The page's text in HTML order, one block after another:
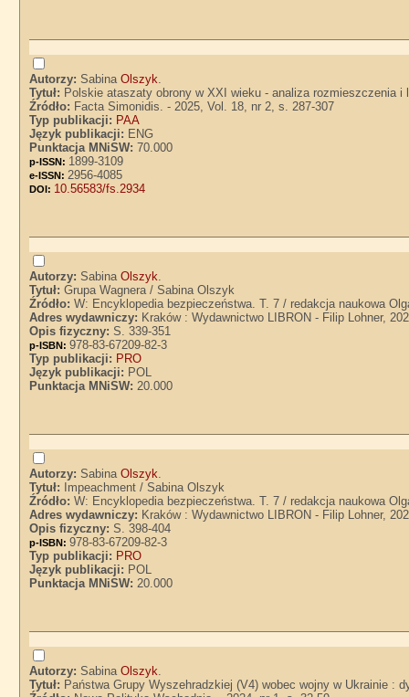
Autorzy:SabinaOlszyk.
Tytuł: Polskie ataszaty obrony w XXI wieku - analiza rozmieszczenia
Źródło: Facta Simonidis. - 2025, Vol. 18, nr 2, s. 287-307
Typ publikacji: PAA
Język publikacji: ENG
Punktacja MNiSW:70.000
p-ISSN: 1899-3109
e-ISSN: 2956-4085
DOI: 10.56583/fs.2934
Autorzy:SabinaOlszyk.
Tytuł:Grupa Wagnera / Sabina Olszyk
Źródło:W: Encyklopedia bezpieczeństwa. T. 7 / redakcja naukowa
Adres wydawniczy: Kraków : Wydawnictwo LIBRON - Filip Lohner,
Opis fizyczny:S. 339-351
p-ISBN:978-83-67209-82-3
Typ publikacji: PRO
Język publikacji: POL
Punktacja MNiSW:20.000
Autorzy:SabinaOlszyk.
Tytuł:
Impeachment / Sabina Olszyk
Źródło:W: Encyklopedia bezpieczeństwa. T. 7 / redakcja naukowa
Adres wydawniczy: Kraków : Wydawnictwo LIBRON - Filip Lohner,
Opis fizyczny:S. 398-404
p-ISBN:978-83-67209-82-3
Typ publikacji: PRO
Język publikacji: POL
Punktacja MNiSW:20.000
Autorzy:SabinaOlszyk.
Tytuł: Państwa Grupy Wyszehradzkiej (V4) wobec wojny w Ukrainie :